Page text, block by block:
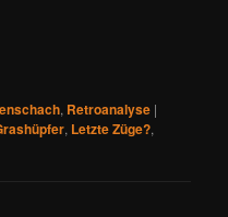
, Retroanalyse |
, Letzte Züge?,